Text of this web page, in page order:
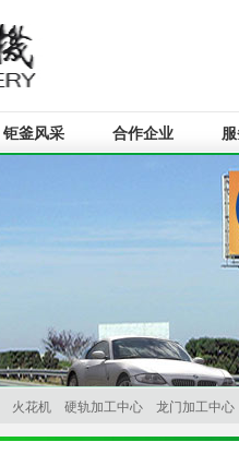
钜釜风采 合作企业
火花机 硬轨加工中心 龙门加工中心